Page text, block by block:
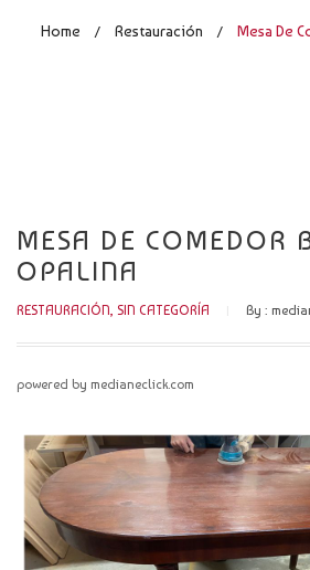
CONTACTO
Home / Restauración / Mesa De
MESA DE COMEDOR
OPALINA
RESTAURACIÓN, SIN CATEGORÍA By :
powered by medianeclick.com